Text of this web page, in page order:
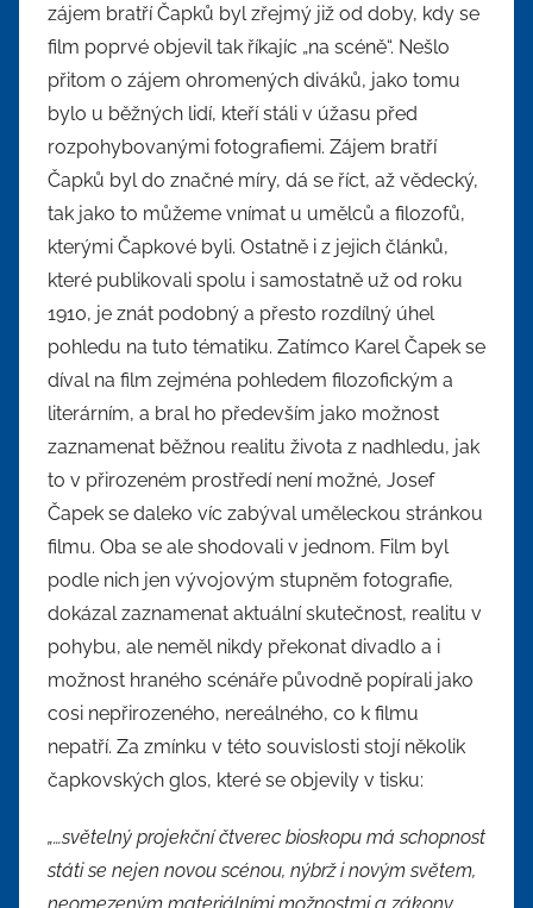
zájem bratří Čapků byl zřejmý již od doby, kdy se
film poprvé objevil tak říkajíc „na scéně“. Nešlo
přitom o zájem ohromených diváků, jako tomu
bylo u běžných lidí, kteří stáli v úžasu před
rozpohybovanými fotografiemi. Zájem bratří
Čapků byl do značné míry, dá se říct, až vědecký,
tak jako to můžeme vnímat u umělců a filozofů,
kterými Čapkové byli. Ostatně i z jejich článků,
které publikovali spolu i samostatně už od roku
1910, je znát podobný a přesto rozdílný úhel
pohledu na tuto tématiku. Zatímco Karel Čapek se
díval na film zejména pohledem filozofickým a
literárním, a bral ho především jako možnost
zaznamenat běžnou realitu života z nadhledu, jak
to v přirozeném prostředí není možné, Josef
Čapek se daleko víc zabýval uměleckou stránkou
filmu. Oba se ale shodovali v jednom. Film byl
podle nich jen vývojovým stupněm fotografie,
dokázal zaznamenat aktuální skutečnost, realitu v
pohybu, ale neměl nikdy překonat divadlo a i
možnost hraného scénáře původně popírali jako
cosi nepřirozeného, nereálného, co k filmu
nepatří. Za zmínku v této souvislosti stojí několik
čapkovských glos, které se objevily v tisku:
„…světelný projekční čtverec bioskopu má schopnost
státi se nejen novou scénou, nýbrž i novým světem,
neomezeným materiálními možnostmi a zákony